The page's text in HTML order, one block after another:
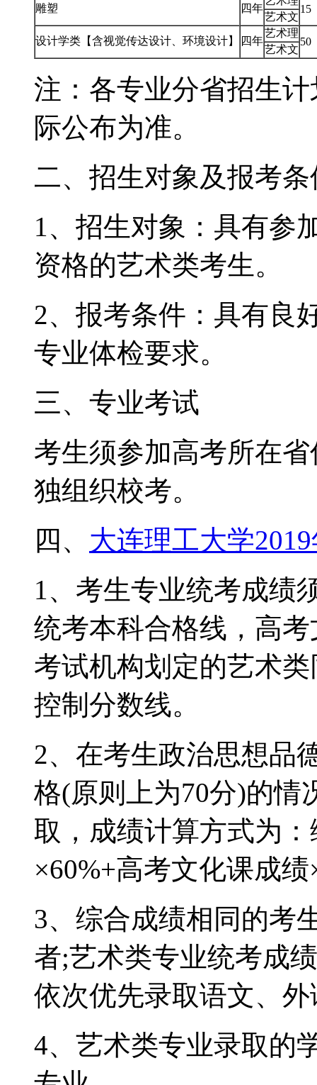
雕塑 四年 15
艺术文
设计学类【含视觉传达设计、环境设计】
四年
艺术理
50
艺术文
注：各专业分省招生
际公布为准。
二、招生对象及报考条
1、招生对象：具有参
资格的艺术类考生。
2、报考条件：具有良
专业体检要求。
三、专业考试
考生须参加高考所在
独组织校考。
四、 大连理工大学
1、考生专业统考成绩
统考本科合格线，高
考试机构划定的艺术
控制分数线。
2、在考生政治思想品
格(原则上为70分)的情
取，成绩计算方式为
×60%+高考文化课成绩
3、综合成绩相同的考
者;艺术类专业统考成
依次优先录取语文、
4、艺术类专业录取的